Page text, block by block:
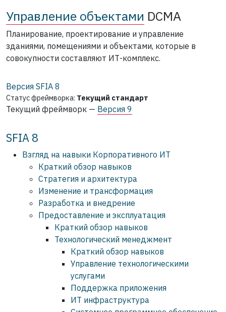
Управление объектами DCMA
Планирование, проектирование и управление
зданиями, помещениями и объектами, которые в
совокупности составляют ИТ-комплекс.
Версия SFIA 8
Статус фреймворка: Текущий стандарт
Текущий фреймворк — Версия 9
SFIA 8
Взгляд на навыки Корпоративного ИТ
Краткий обзор навыков
Стратегия и архитектура
Изменение и трансформация
Разработка и внедрение
Предоставление и эксплуатация
Краткий обзор навыков
Технологический менеджмент
Краткий обзор навыков
Управление технологическими
услугами
Поддержка приложения
ИТ инфраструктура